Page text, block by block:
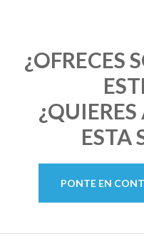
¿OFRECES
¿QUIERES
ESTA
PONTE EN